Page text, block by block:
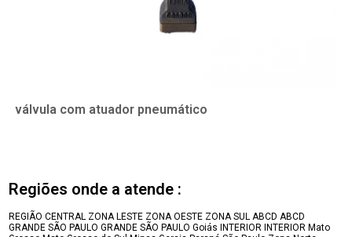
válvula com atuador pneumático
Regiões onde a atende :
REGIÃO CENTRAL ZONA LESTE ZONA OESTE ZONA SUL ABCD ABCD
GRANDE SÃO PAULO GRANDE SÃO PAULO Goiás INTERIOR INTERIOR Mato